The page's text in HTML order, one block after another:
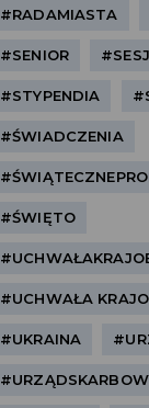
#RADAMIASTA
#SENIOR
#STYPENDIA
#ŚWIADCZENIA
#ŚWIĘTO
#UCHWAŁA
#UKRAINA